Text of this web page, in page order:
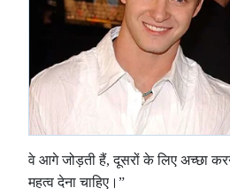
वे आगे जोड़ती हैं, दूसरों के लिए अच्छा
महत्व देना चाहिए।”